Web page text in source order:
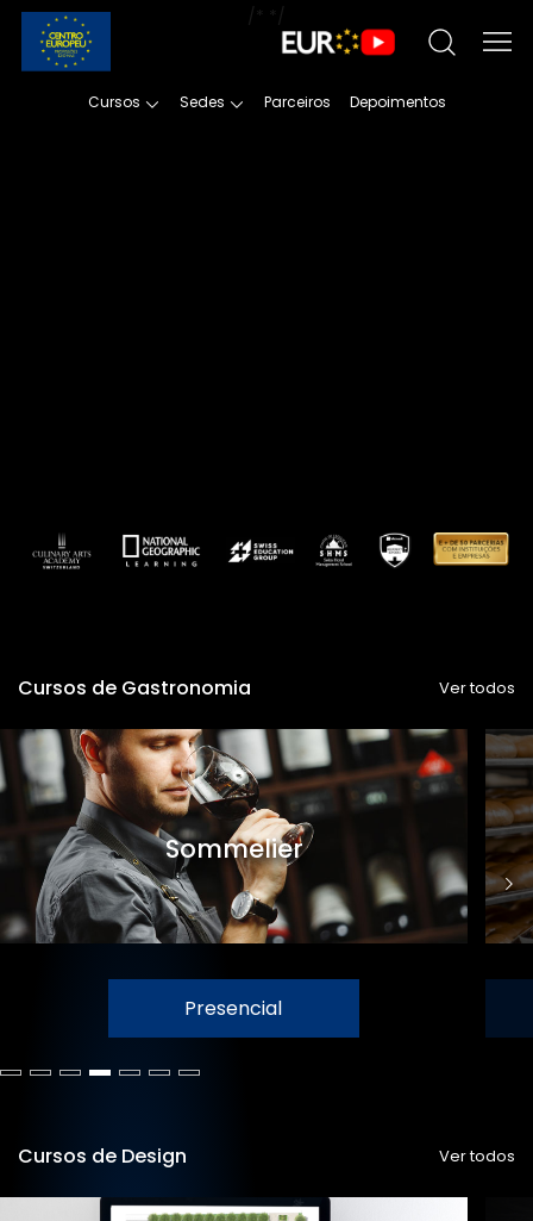
Cursos Sedes Parceiros Depoimentos
/* */
Cursos de Gastronomia Ver todos
Sommelier
Presencial
Cursos de Design Ver todos